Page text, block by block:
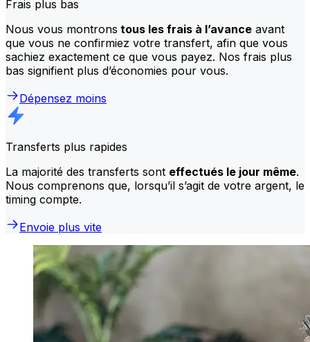
Frais plus bas
Nous vous montrons tous les frais à l’avance avant
que vous ne confirmiez votre transfert, afin que vous
sachiez exactement ce que vous payez. Nos frais plus
bas signifient plus d’économies pour vous.
Dépensez moins
Transferts plus rapides
La majorité des transferts sont effectués le jour même.
Nous comprenons que, lorsqu’il s’agit de votre argent, le
timing compte.
Envoie plus vite